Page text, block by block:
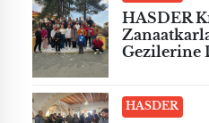
HASDER
Gezilerine
HASDER